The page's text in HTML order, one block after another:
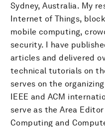
Sydney, Australia. My
Internet of Things,
mobile computing,
security. I have
articles and delivered
technical tutorials on
serves on the
IEEE and ACM
serve as the Area
Computing and